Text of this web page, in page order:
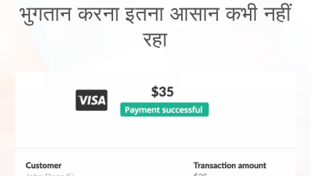
भुगतान करना इतना आसान कभी नहीं
रहा